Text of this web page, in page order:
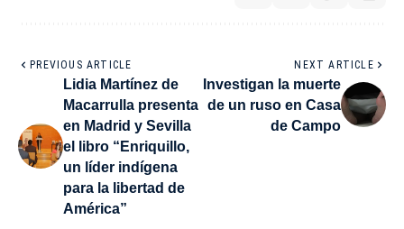
PREVIOUS ARTICLE
Lidia Martínez de
Macarrulla presenta
en Madrid y Sevilla
el libro “Enriquillo,
un líder indígena
para la libertad de
América”
NEXT ARTICLE
Investigan la muerte
de un ruso en Casa
de Campo